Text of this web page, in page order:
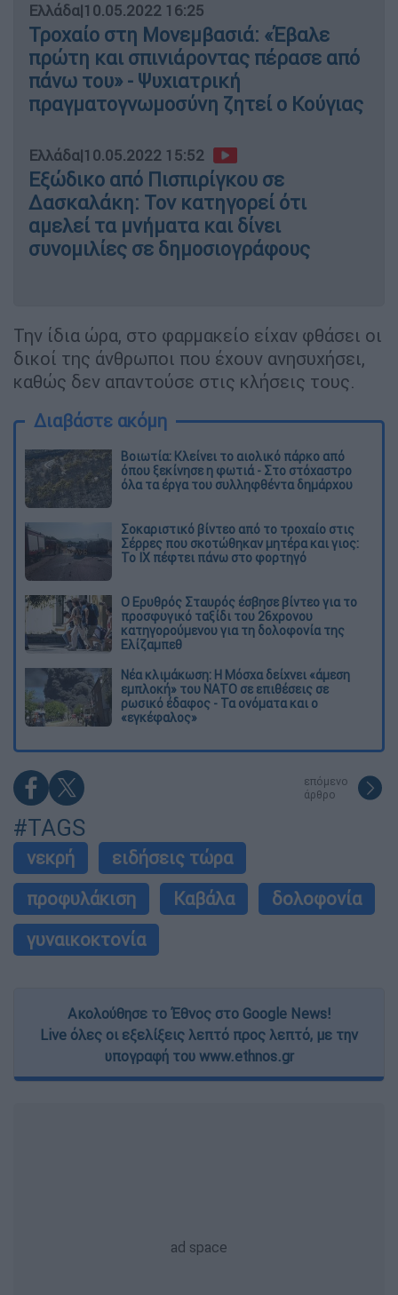
Ελλάδα|10.05.2022 16:25
Τροχαίο στη Μονεμβασιά: «Έβαλε
πρώτη και σπινιάροντας πέρασε από
πάνω του» - Ψυχιατρική
πραγματογνωμοσύνη ζητεί ο Κούγιας
Ελλάδα|10.05.2022 15:52
Εξώδικο από Πισπιρίγκου σε
Δασκαλάκη: Τον κατηγορεί ότι
αμελεί τα μνήματα και δίνει
συνομιλίες σε δημοσιογράφους
Την ίδια ώρα, στο φαρμακείο είχαν φθάσει οι
δικοί της άνθρωποι που έχουν ανησυχήσει,
καθώς δεν απαντούσε στις κλήσεις τους.
Διαβάστε ακόμη
Βοιωτία: Κλείνει το αιολικό πάρκο από
όπου ξεκίνησε η φωτιά - Στο στόχαστρο
όλα τα έργα του συλληφθέντα δημάρχου
Σοκαριστικό βίντεο από το τροχαίο στις
Σέρρες που σκοτώθηκαν μητέρα και γιος:
Το ΙΧ πέφτει πάνω στο φορτηγό
Ο Ερυθρός Σταυρός έσβησε βίντεο για το
προσφυγικό ταξίδι του 26χρονου
κατηγορούμενου για τη δολοφονία της
Ελίζαμπεθ
Νέα κλιμάκωση: Η Μόσχα δείχνει «άμεση
εμπλοκή» του ΝΑΤΟ σε επιθέσεις σε
ρωσικό έδαφος - Τα ονόματα και ο
«εγκέφαλος»
επόμενο
άρθρο
#TAGS
νεκρή
ειδήσεις τώρα
προφυλάκιση
Καβάλα
δολοφονία
γυναικοκτονία
Ακολούθησε το Έθνος στο Google News!
Live όλες οι εξελίξεις λεπτό προς λεπτό, με την
υπογραφή του www.ethnos.gr